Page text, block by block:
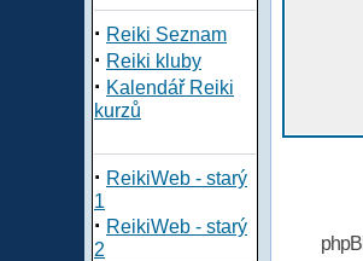
· Reiki Seznam
· Reiki kluby
· Kalendář Reiki
kurzů
· ReikiWeb - starý
1
· ReikiWeb - starý
2